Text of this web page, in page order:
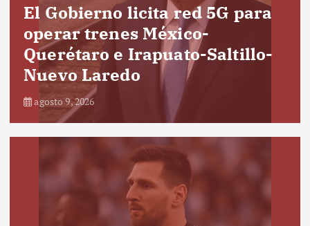
El Gobierno licita red 5G para
operar trenes México-
Querétaro e Irapuato-Saltillo-
Nuevo Laredo
agosto 9, 2026